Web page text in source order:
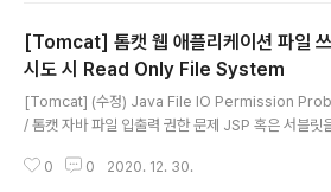
문제라면 생성되는 파일또한 권한이 정상적으로 변경
않아야 했으나, 정상적으로 출력되는 바람에 꽤 많이
었다. 2021.11.23 추가 만약에, 아래 문단의 방법으로
될 경우 아래 명령어를 통해 ReadWritePaths가 정
한대로 안바뀌는지 이유는 찾지 못했다. 이유를 찾으면
[Tomcat] 톰캣 웹 애플리케이션 파일 쓰
시도 시 Read Only File System
[Tomcat] (수정) Java File IO Permission
/ 톰캣 자바 파일 입출력 권한 문제 JSP 혹은 서블릿
해야하는 경우가 있다. 이 때, 출력 파일의 권한을 수정
0 0 2020. 12. 30.